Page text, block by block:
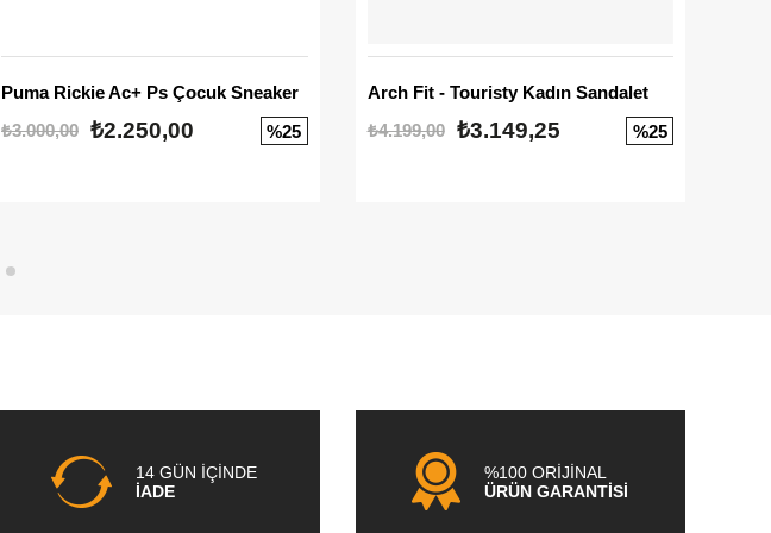
Puma Rickie Ac+ Ps Çocuk Sneaker
₺3.000,00 ₺2.250,00 %25
Arch Fit - Touristy Kadın Sandalet
₺4.199,00
₺3.149,25 %25
14 GÜN İÇİNDE
İADE
%100 ORİJİNAL
ÜRÜN GARANTİSİ